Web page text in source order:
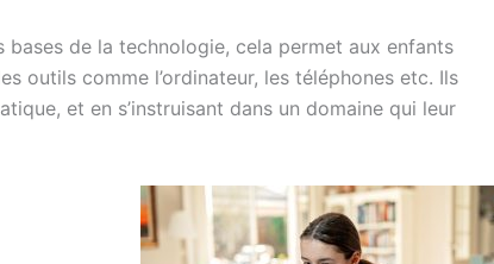
de la technologie, cela permet aux enfants
outils comme l’ordinateur, les téléphones etc. Ils
et en s’instruisant dans un domaine qui leur